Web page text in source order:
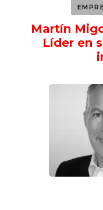
Martín
Líder en